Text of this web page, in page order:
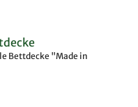
Bettdecke "Made in